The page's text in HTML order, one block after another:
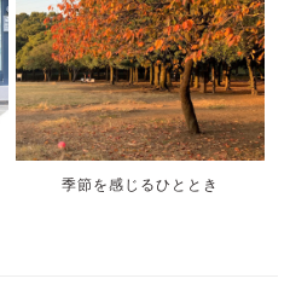
季節を感じるひととき